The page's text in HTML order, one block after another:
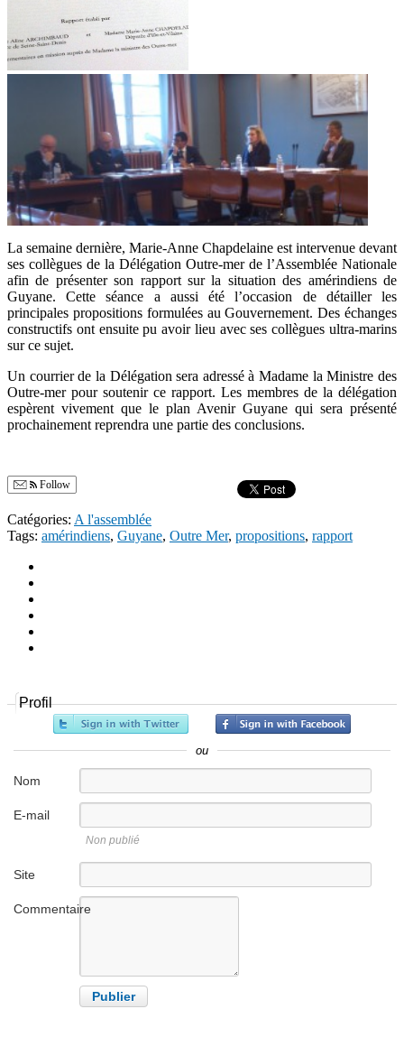
La semaine dernière, Marie-Anne Chapdelaine est intervenue devant
ses collègues de la Délégation Outre-mer de l’Assemblée Nationale
afin de présenter son rapport sur la situation des amérindiens de
Guyane. Cette séance a aussi été l’occasion de détailler les
principales propositions formulées au Gouvernement. Des échanges
constructifs ont ensuite pu avoir lieu avec ses collègues ultra-marins
sur ce sujet.
Un courrier de la Délégation sera adressé à Madame la Ministre des
Outre-mer pour soutenir ce rapport. Les membres de la délégation
espèrent vivement que le plan Avenir Guyane qui sera présenté
prochainement reprendra une partie des conclusions.
Follow
Catégories: A l'assemblée
Tags: amérindiens, Guyane, Outre Mer, propositions, rapport
Profil
ou
Nom
E-mail
Non publié
Site
Commentaire